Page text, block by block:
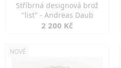
Stříbrná designová brož
"list" - Andreas Daub
2 200 Kč
NOVÉ